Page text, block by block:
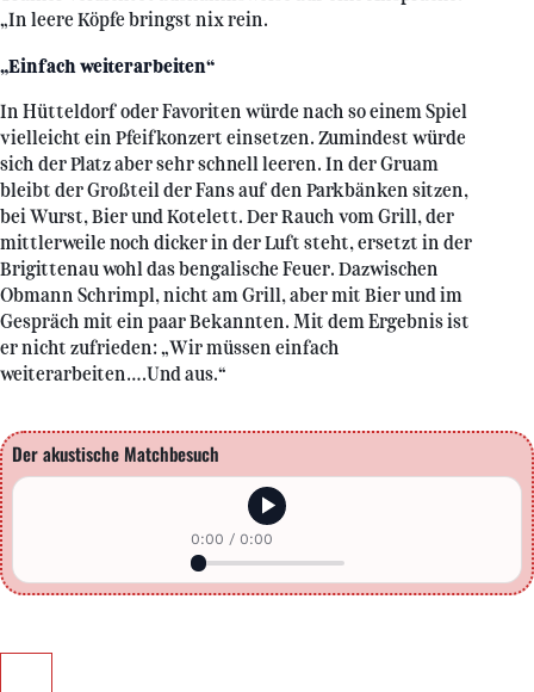
„In leere Köpfe bringst nix rein.
„Einfach weiterarbeiten“
In Hütteldorf oder Favoriten würde nach so einem Spiel
vielleicht ein Pfeifkonzert einsetzen. Zumindest würde
sich der Platz aber sehr schnell leeren. In der Gruam
bleibt der Großteil der Fans auf den Parkbänken sitzen,
bei Wurst, Bier und Kotelett. Der Rauch vom Grill, der
mittlerweile noch dicker in der Luft steht, ersetzt in der
Brigittenau wohl das bengalische Feuer. Dazwischen
Obmann Schrimpl, nicht am Grill, aber mit Bier und im
Gespräch mit ein paar Bekannten. Mit dem Ergebnis ist
er nicht zufrieden: „Wir müssen einfach
weiterarbeiten….Und aus.“
Der akustische Matchbesuch
0:00 / 0:00